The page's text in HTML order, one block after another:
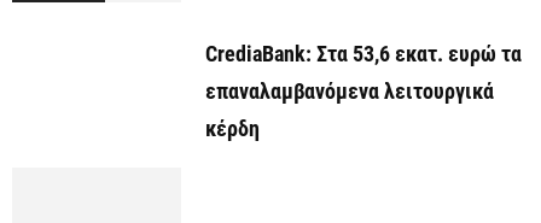
CrediaBank: Στα 53,6 εκατ. ευρώ τα
επαναλαμβανόμενα λειτουργικά
κέρδη